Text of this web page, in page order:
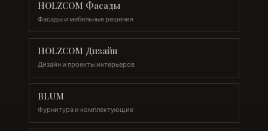
HOLZCOM Фасады
Фасады и мебельные решения
HOLZCOM Дизайн
Дизайн и проекты интерьеров
BLUM
Фурнитура и комплектующие